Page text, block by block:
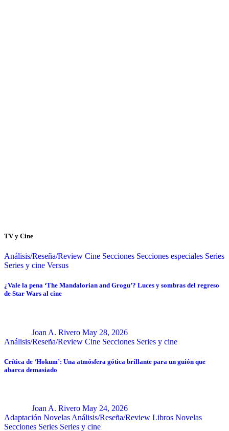
TV y Cine
Análisis/Reseña/Review Cine Secciones Secciones especiales Series
Series y cine Versus
¿Vale la pena ‘The Mandalorian and Grogu’? Luces y sombras del regreso
de Star Wars al cine
Joan A. Rivero May 28, 2026
Análisis/Reseña/Review Cine Secciones Series y cine
Crítica de ‘Hokum’: Una atmósfera gótica brillante para un guión que
abarca demasiado
Joan A. Rivero May 24, 2026
Adaptación Novelas Análisis/Reseña/Review Libros Novelas
Secciones Series Series y cine